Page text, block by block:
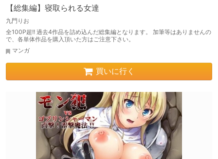
【総集編】寝取られる女達
九門りお
全100P超!! 過去4作品を詰め込んだ総集編となります。 加筆等はありませんの
で、各単体作品を購入頂いた方はご注意下さい。
マンガ
買いに行く